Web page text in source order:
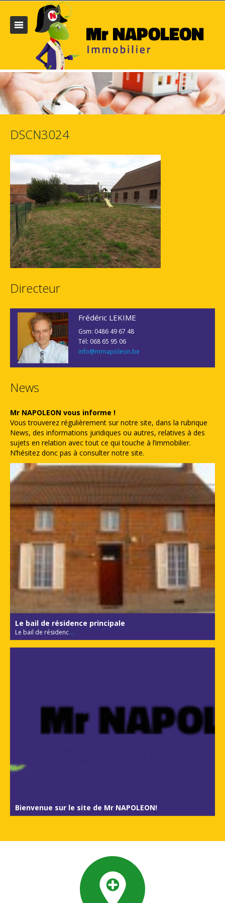
DSCN3024
Directeur
Frédéric LEKIME
Gsm: 0486 49 67 48
Tél: 068 65 95 06
info@mrnapoleon.be
News
Mr NAPOLEON vous informe !
Vous trouverez régulièrement sur notre site, dans la rubrique
News, des informations juridiques ou autres, relatives à des
sujets en relation avec tout ce qui touche à l’immobilier.
N’hésitez donc pas à consulter notre site.
Le bail de résidence principale
Le bail de résidenc...
Bienvenue sur le site de Mr NAPOLEON!